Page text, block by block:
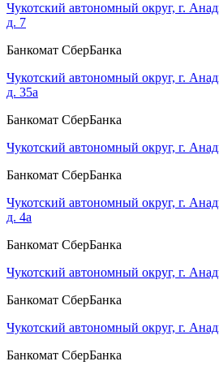
Чукотский автономный округ, г.
д. 7
Банкомат СберБанка
Чукотский автономный округ, г.
д. 35а
Банкомат СберБанка
Чукотский автономный округ, г.
Банкомат СберБанка
Чукотский автономный округ, г.
д. 4а
Банкомат СберБанка
Чукотский автономный округ, г.
Банкомат СберБанка
Чукотский автономный округ, г.
Банкомат СберБанка